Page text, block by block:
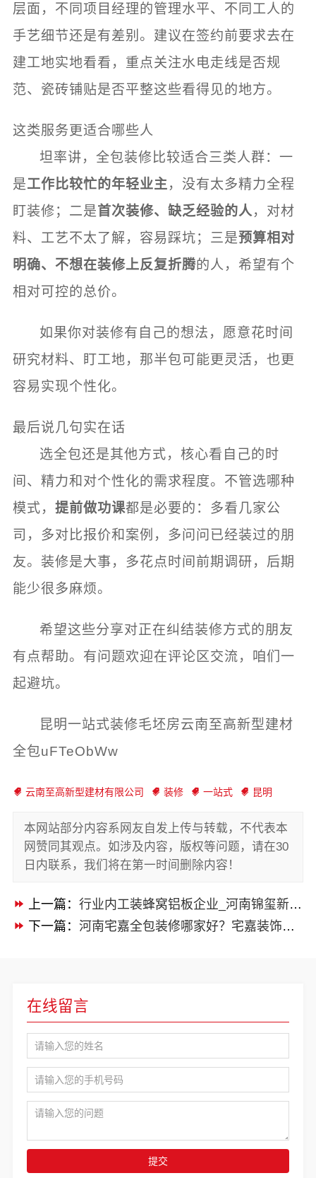
层面，不同项目经理的管理水平、不同工人的
手艺细节还是有差别。建议在签约前要求去在
建工地实地看看，重点关注水电走线是否规
范、瓷砖铺贴是否平整这些看得见的地方。
这类服务更适合哪些人
坦率讲，全包装修比较适合三类人群：一
是工作比较忙的年轻业主，没有太多精力全程
盯装修；二是首次装修、缺乏经验的人，对材
料、工艺不太了解，容易踩坑；三是预算相对
明确、不想在装修上反复折腾的人，希望有个
相对可控的总价。
如果你对装修有自己的想法，愿意花时间
研究材料、盯工地，那半包可能更灵活，也更
容易实现个性化。
最后说几句实在话
选全包还是其他方式，核心看自己的时
间、精力和对个性化的需求程度。不管选哪种
模式， 提前做功课都是必要的：多看几家公
司，多对比报价和案例，多问问已经装过的朋
友。装修是大事，多花点时间前期调研，后期
能少很多麻烦。
希望这些分享对正在纠结装修方式的朋友
有点帮助。有问题欢迎在评论区交流，咱们一
起避坑。
昆明一站式装修毛坯房云南至高新型建材
全包uFTeObWw
云南至高新型建材有限公司 装修 一站式 昆明
本网站部分内容系网友自发上传与转载，不代表本
网赞同其观点。如涉及内容，版权等问题，请在30
日内联系，我们将在第一时间删除内容！
上一篇： 行业内工装蜂窝铝板企业_河南锦玺新材料有限责任公司
下一篇： 河南宅嘉全包装修哪家好？宅嘉装饰一站式服务更省心
在线留言
提交